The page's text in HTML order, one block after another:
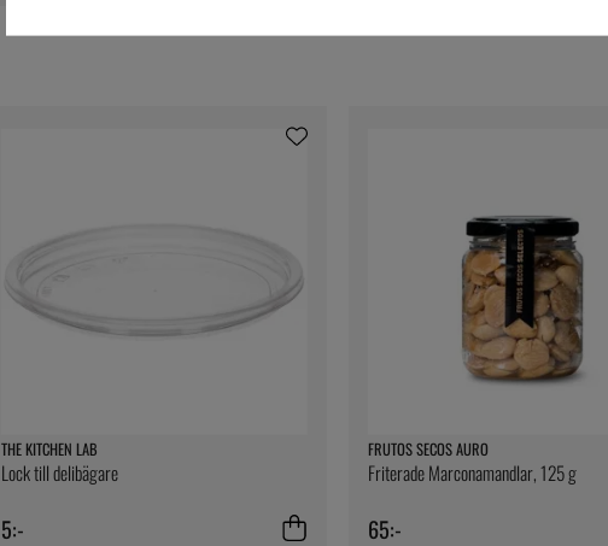
THE KITCHEN LAB
Lock till delibägare
5:-
FRUTOS SECOS AURO
Friterade Marconamandlar, 125 g
65:-